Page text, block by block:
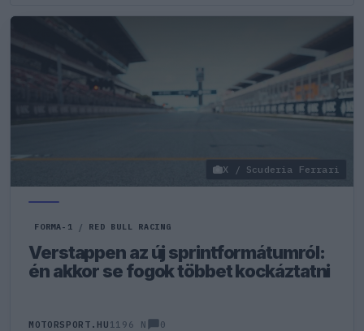
X / Scuderia Ferrari
FORMA-1 / RED BULL RACING
Verstappen az új sprintformátumról:
én akkor se fogok többet kockáztatni
MOTORSPORT.HU 1196 N 0